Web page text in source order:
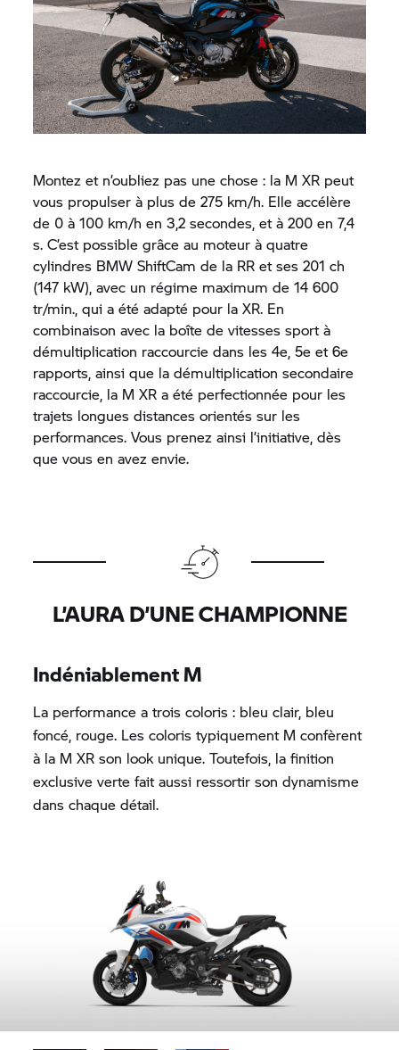
Montez et n’oubliez pas une chose : la M XR peut
vous propulser à plus de 275 km/h. Elle accélère
de 0 à 100 km/h en 3,2 secondes, et à 200 en 7,4
s. C’est possible grâce au moteur à quatre
cylindres BMW ShiftCam de la RR et ses 201 ch
(147 kW), avec un régime maximum de 14 600
tr/min., qui a été adapté pour la XR. En
combinaison avec la boîte de vitesses sport à
démultiplication raccourcie dans les 4e, 5e et 6e
rapports, ainsi que la démultiplication secondaire
raccourcie, la M XR a été perfectionnée pour les
trajets longues distances orientés sur les
performances. Vous prenez ainsi l’initiative, dès
que vous en avez envie.
L’AURA D’UNE CHAMPIONNE
Indéniablement M
La performance a trois coloris : bleu clair, bleu
foncé, rouge. Les coloris typiquement M confèrent
à la M XR son look unique. Toutefois, la finition
exclusive verte fait aussi ressortir son dynamisme
dans chaque détail.